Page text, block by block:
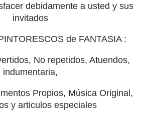
debidamente a usted y sus
invitados
de FANTASIA :
No repetidos, Atuendos,
indumentaria,
Propios, Música Original,
y articulosespeciales